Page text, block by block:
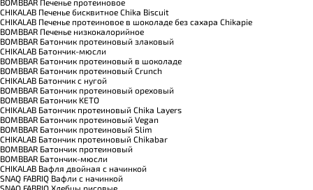
BOMBBAR Печенье протеиновое
CHIKALAB Печенье бисквитное Chika Biscuit
CHIKALAB Печенье протеиновое в шоколаде без сахара Chikapie
BOMBBAR Печенье низкокалорийное
BOMBBAR Батончик протеиновый злаковый
CHIKALAB Батончик-мюсли
BOMBBAR Батончик протеиновый в шоколаде
BOMBBAR Батончик протеиновый Crunch
CHIKALAB Батончик с нугой
BOMBBAR Батончик протеиновый ореховый
BOMBBAR Батончик KETO
CHIKALAB Батончик протеиновый Chika Layers
BOMBBAR Батончик протеиновый Vegan
BOMBBAR Батончик протеиновый Slim
CHIKALAB Батончик протеиновый Chikabar
BOMBBAR Батончик протеиновый
BOMBBAR Батончик-мюсли
CHIKALAB Вафля двойная с начинкой
SNAQ FABRIQ Вафли с начинкой
SNAQ FABRIQ Хлебцы рисовые